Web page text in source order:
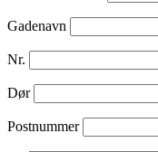
Gadenavn
Nr.
Dør
Postnummer